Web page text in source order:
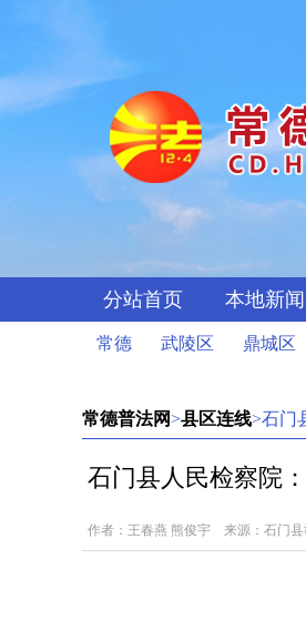
分站首页 本地新闻
常德 武陵区 鼎城区
常德普法网>县区连线>石门
石门县人民检察院
作者：王春燕 熊俊宇 来源：石门县